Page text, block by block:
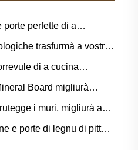
perfette di a
trasfurmà a vostra
di a cucina
è migliurà a vita di ogni
Board migliurà
muderni?
i muri, migliurà a
di a porta?
e porte di legnu di pittura